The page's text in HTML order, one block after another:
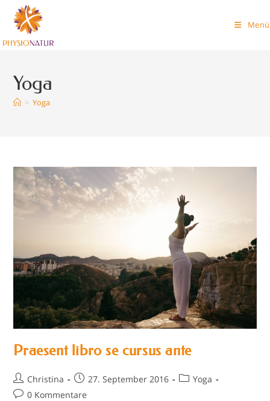
Inhalt
springen
Menü
Yoga
> Yoga
Praesent libro se cursus ante
Beitrags-
Autor:
Christina
Beitrag
veröffentlicht:
27. September 2016
Beitrags-
Yoga
Beitrags-
0 Kommentare